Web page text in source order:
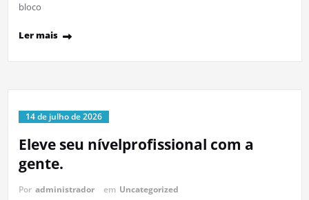
bloco
Ler mais
14 de julho de 2026
Eleve seu nívelprofissional com a
gente.
Por administrador em Uncategorized